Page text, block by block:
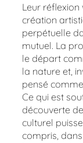
Leur réflexion
création
perpétuelle
mutuel. La
le départ
la nature et,
pensé
Ce qui est
découverte
culturel
compris,